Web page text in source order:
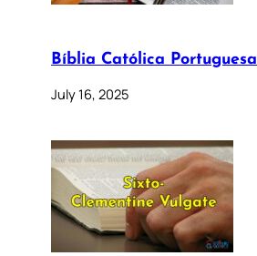
Bíblia Católica Portuguesa
July 16, 2025